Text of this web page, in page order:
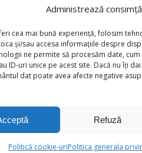
Administrează
cea mai bună experiență, folosim
și/sau accesa informațiile despre
ne permite să procesăm date,
ID-uri unice pe acest site. Dacă nu îți
dat poate avea afecte negative
Refuză
Politică cookie-uriPolitica generala
Politica de cookies
facebookinstagramyoutubelinkedin